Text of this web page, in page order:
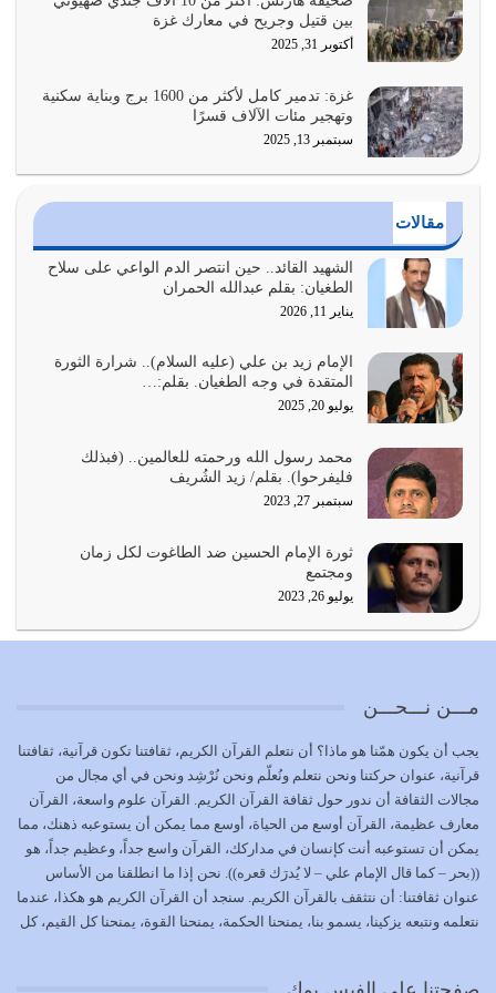
أراد الله لهذه الأمة ان تكون خير امة أخرجت للناس بالنهوض
بالأمر بالمعروف والنهي عن…
يوليو 25, 2026
الدين الذي شرعه الله لا يجوز أن يخضع لآرائنا وأهوائنا
أي أمة تتفرق في الدين وتتفرق في كيانها معناه أنها أصبحت
أمة عاجزة عن النهوض…
يوليو 23, 2026
بحبل الله جميعاً وليس كل…
يوليو 22, 2026
يشاء ويذل من يشاء
يوليو 21, 2026
كل زمان…
يوليو 19, 2026
الوظيفة عبارة عن مسؤولية يجب النهوض بها كما ينبغي لكي
وَالْمُنْفِقِينَ…
يوليو 17, 2026
الاعتصام بحبل الله أمر إلهي للمؤمنين وهو بمثابة سبب بينهم
وبين الله يترتب عليه النصر…
يوليو 16, 2026
إما أن نحاول أن نكون من أولياء الله فيتم على أيدينا ضرب
يوليو 15, 2026
بين قتيل وجريح في معارك غزة
أكتوبر 31, 2025
غزة: تدمير كامل لأكثر من 1600 برج وبناية سكنية
وتهجير مئات الآلاف قسرًا
سبتمبر 13, 2025
مقالات
الشهيد القائد.. حين انتصر الدم الواعي على سلاح
الطغيان: بقلم عبدالله الحمران
يناير 11, 2026
الإمام زيد بن علي (عليه السلام).. شرارة الثورة
المتقدة في وجه الطغيان. بقلم:…
يوليو 20, 2025
محمد رسول الله ورحمته للعالمين.. (فبذلك
فليفرحوا). بقلم/ زيد الشُريف
سبتمبر 27, 2023
ثورة الإمام الحسين ضد الطاغوت لكل زمان
ومجتمع
يوليو 26, 2023
مـــن نـــحـــن
يجب أن يكون همّنا هو ماذا؟ أن نتعلم القرآن الكريم، ثقافتنا تكون قرآنية، ثقافتنا
قرآنية، عنوان حركتنا ونحن نتعلم ونُعلّم ونحن نُرْشِد ونحن في أي مجال من
مجالات الثقافة أن ندور حول ثقافة القرآن الكريم. القرآن علوم واسعة، القرآن
معارف عظيمة، القرآن أوسع من الحياة، أوسع مما يمكن أن يستوعبه ذهنك، مما
يمكن أن تستوعبه أنت كإنسان في مداركك، القرآن واسع جداً، وعظيم جداً، هو
((بحر – كما قال الإمام علي – لا يُدرَك قعره)). نحن إذا ما انطلقنا من الأساس
عنوان ثقافتنا: أن نتثقف بالقرآن الكريم. سنجد أن القرآن الكريم هو هكذا، عندما
نتعلمه ونتبعه يزكينا، يسمو بنا، يمنحنا الحكمة، يمنحنا القوة، يمنحنا كل القيم، كل